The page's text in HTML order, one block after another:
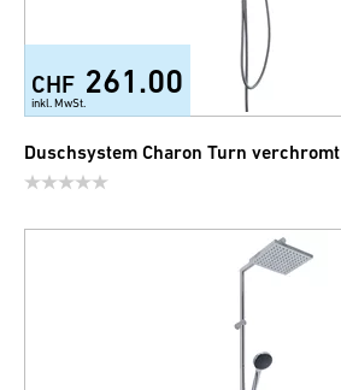
CHF 261.00
inkl. MwSt.
Duschsystem Charon Turn verchromt